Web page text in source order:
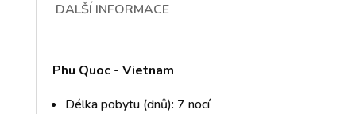
DALŠÍ INFORMACE
Phu Quoc - Vietnam
Délka pobytu (dnů): 7 nocí